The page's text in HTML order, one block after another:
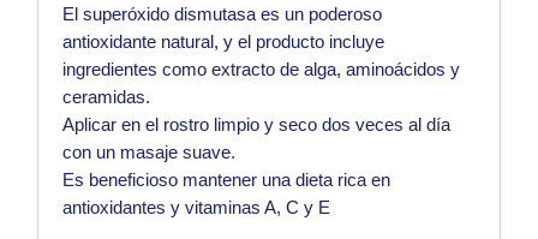
El superóxido dismutasa es un poderoso
antioxidante natural, y el producto incluye
ingredientes como extracto de alga, aminoácidos y
ceramidas.
Aplicar en el rostro limpio y seco dos veces al día
con un masaje suave.
Es beneficioso mantener una dieta rica en
antioxidantes yvitaminas A, C y E